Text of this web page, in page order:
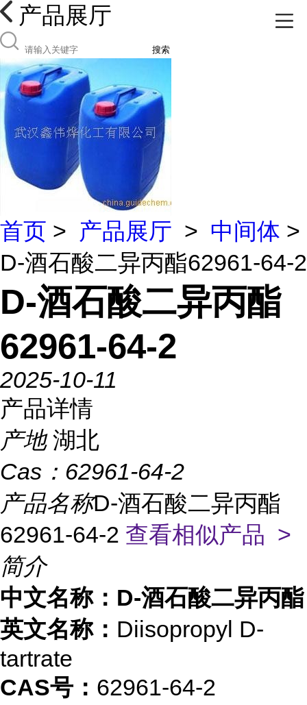
产品展厅
搜索
首页 > 产品展厅 > 中间体 >
D-酒石酸二异丙酯62961-64-2
D-酒石酸二异丙酯
62961-64-2
2025-10-11
产品详情
产地 湖北
Cas： 62961-64-2
产品名称D-酒石酸二异丙酯
62961-64-2 查看相似产品 >
简介
中文名称：D-酒石酸二异丙酯
英文名称： Diisopropyl D-
tartrate
CAS号： 62961-64-2